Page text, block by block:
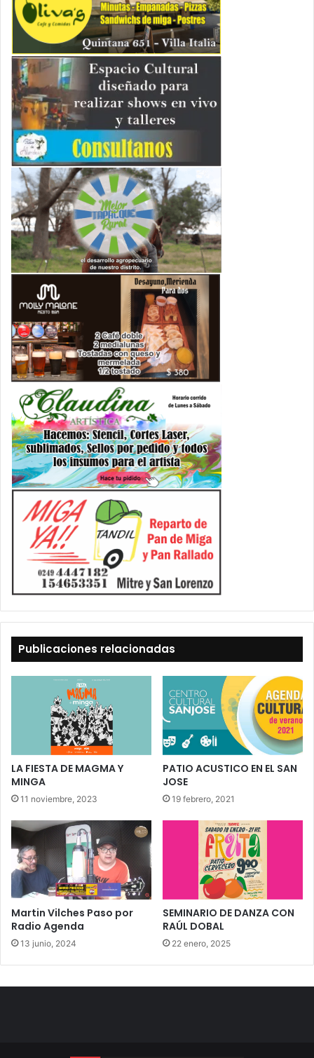
Publicaciones relacionadas
LA FIESTA DE MAGMA Y
MINGA
11 noviembre, 2023
PATIO ACUSTICO EN EL SAN
JOSE
19 febrero, 2021
Martin Vilches Paso por
Radio Agenda
13 junio, 2024
SEMINARIO DE DANZA CON
RAÚL DOBAL
22 enero, 2025